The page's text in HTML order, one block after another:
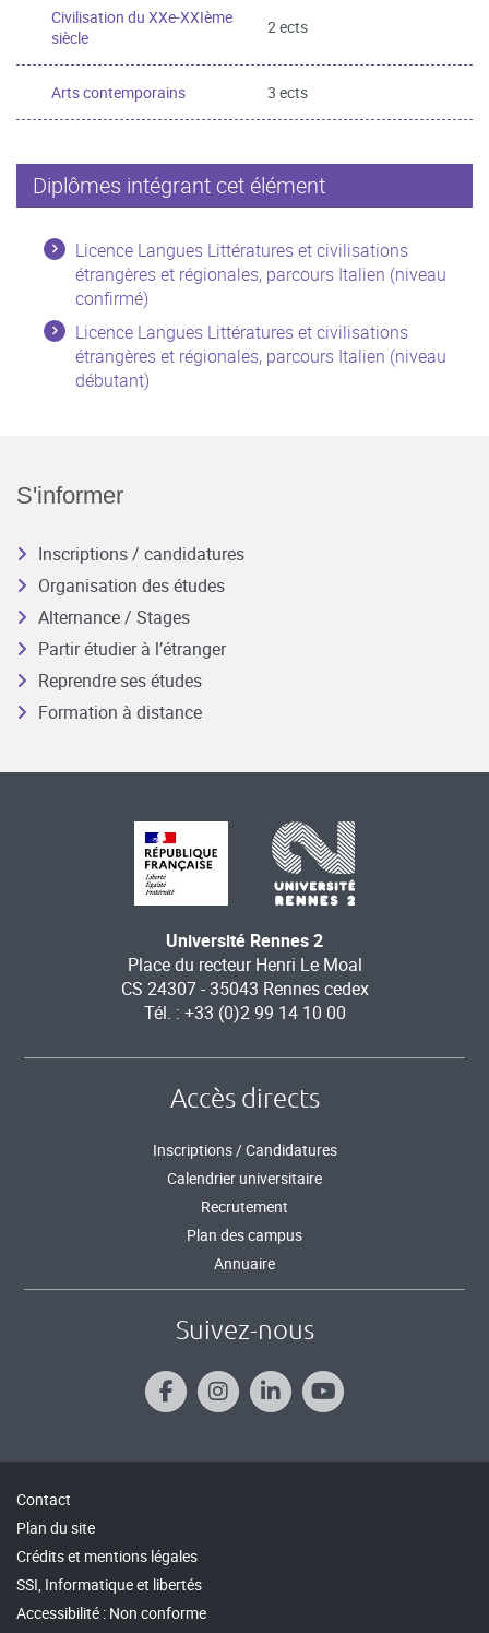
Civilisation du XXe-XXIème
siècle
2 ects
Arts contemporains 3 ects
Diplômes intégrant cet élément
Licence Langues Littératures et civilisations
étrangères et régionales, parcours Italien (niveau
confirmé)
Licence Langues Littératures et civilisations
étrangères et régionales, parcours Italien (niveau
débutant)
S'informer
Inscriptions / candidatures
Organisation des études
Alternance / Stages
Partir étudier à l’étranger
Reprendre ses études
Formation à distance
Université Rennes 2
Place du recteur Henri Le Moal
CS 24307 - 35043 Rennes cedex
Tél. : +33 (0)2 99 14 10 00
Accès directs
Inscriptions / Candidatures
Calendrier universitaire
Recrutement
Plan des campus
Annuaire
Suivez-nous
Contact
Plan du site
Crédits et mentions légales
SSI, Informatique et libertés
Accessibilité : Non conforme